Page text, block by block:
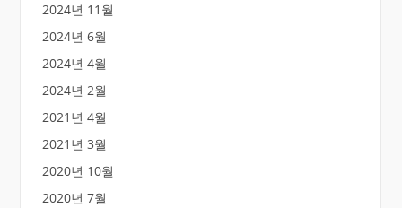
2024년 11월
2024년 6월
2024년 4월
2024년 2월
2021년 4월
2021년 3월
2020년 10월
2020년 7월